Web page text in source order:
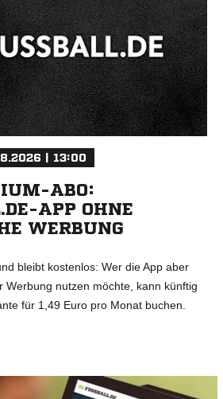
| 13:00
ABO:
APP OHNE
WERBUNG
bleibt kostenlos: Wer die App aber
Werbung nutzen möchte, kann künftig
für 1,49 Euro pro Monat buchen.